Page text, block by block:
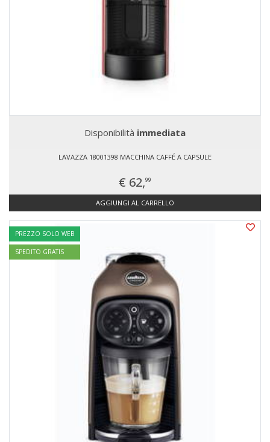
Disponibilità immediata
LAVAZZA 18001398 MACCHINA CAFFÉ A CAPSULE
€ 62,99
AGGIUNGI AL CARRELLO
PREZZO SOLO WEB
SPEDITO GRATIS